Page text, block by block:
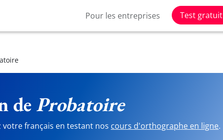
Pour les entreprises Test gratuit
de Probatoire
français en testant nos cours d'orthographe en ligne.